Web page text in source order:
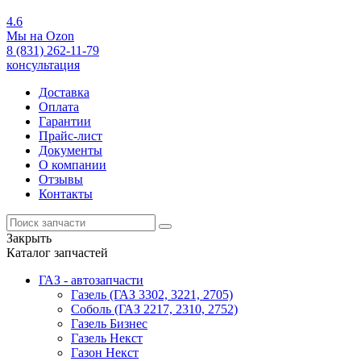
4.6
Мы на Ozon
8 (831) 262-11-79
консультация
Доставка
Оплата
Гарантии
Прайс-лист
Документы
О компании
Отзывы
Контакты
Закрыть
Каталог запчастей
ГАЗ - автозапчасти
Газель (ГАЗ 3302, 3221, 2705)
Соболь (ГАЗ 2217, 2310, 2752)
Газель Бизнес
Газель Некст
Газон Некст